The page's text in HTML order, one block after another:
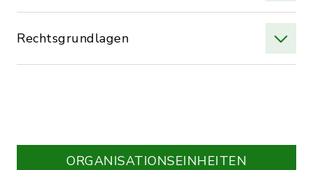
Rechtsgrundlagen
ORGANISATIONS­EINHEITEN